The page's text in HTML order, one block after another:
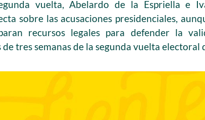
vuelta, Abelardo de la Espriella e
sobre las acusaciones presidenciales,
recursos legales para defender la
tres semanas de la segunda vuelta electoral